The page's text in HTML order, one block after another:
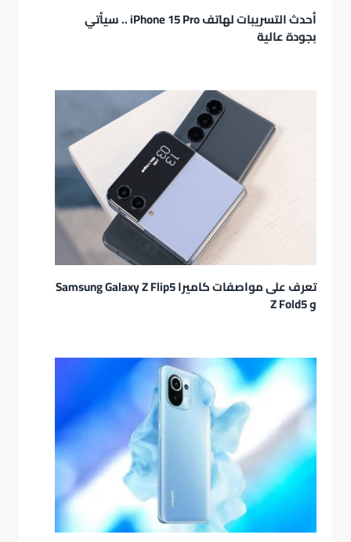
أحدث التسريبات لهاتف iPhone 15 Pro .. سيأتي
بجودة عالية
تعرف على مواصفات كاميرا Samsung Galaxy Z Flip5
و Z Fold5